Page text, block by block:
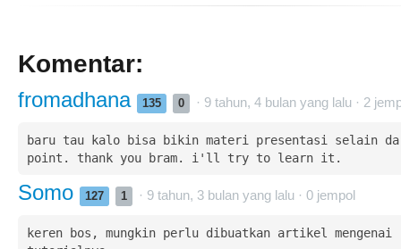
Komentar:
fromadhana 135 0 · 9 tahun, 4 bulan yang lalu · 2
baru tau kalo bisa bikin materi presentasi selain
point. thank you bram. i'll try to learn it.
Somo 127 1 · 9 tahun, 3 bulan yang lalu · 0 jempol
keren bos, mungkin perlu dibuatkan artikel mengenai